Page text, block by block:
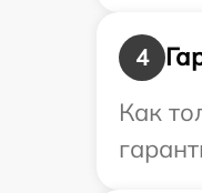
4
Как